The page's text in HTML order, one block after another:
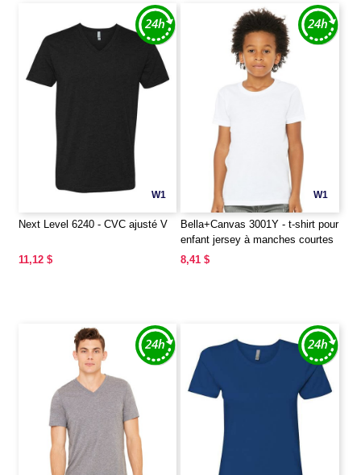
W1
Next Level 6240 - CVC ajusté V
11,12 $
W1
Bella+Canvas 3001Y - t-shirt pour
enfant jersey à manches courtes
8,41 $